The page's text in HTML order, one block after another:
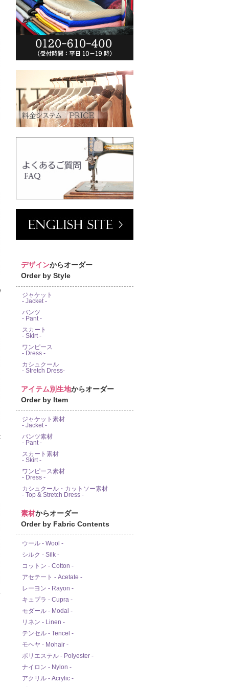
デザインからオーダー
Order by Style
ジャケット
- Jacket -
パンツ
- Pant -
スカート
- Skirt -
ワンピース
- Dress -
カシュクール
- Stretch Dress-
アイテム別生地からオーダー
Order by Item
ジャケット素材
- Jacket -
パンツ素材
- Pant -
スカート素材
- Skirt -
ワンピース素材
- Dress -
カシュクール・カットソー素材
- Top & Stretch Dress -
素材からオーダー
Order by Fabric Contents
ウール - Wool -
シルク - Silk -
コットン - Cotton -
アセテート - Acetate -
レーヨン - Rayon -
キュプラ - Cupra -
モダール - Modal -
リネン - Linen -
テンセル - Tencel -
モヘヤ - Mohair -
ポリエステル - Polyester -
ナイロン - Nylon -
アクリル - Acrylic -